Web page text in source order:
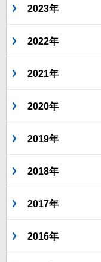
2023年
2022年
2021年
2020年
2019年
2018年
2017年
2016年